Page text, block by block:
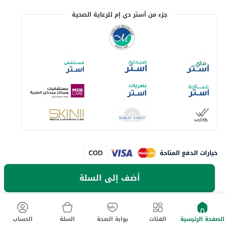
أضف إلى السلة
جزء من أستر دي إم للرعاية الصحية
خيارات الدفع المتاحة
الصفحة الرئيسية الفئات بوابة الصحة السلة الحساب